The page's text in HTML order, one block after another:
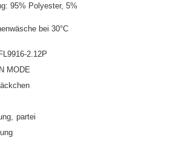
95% Polyester, 5%
bei 30°C
2.12P
MODE
partei